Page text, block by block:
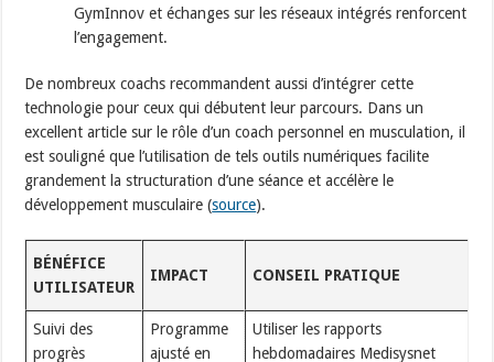
GymInnov et échanges sur les réseaux intégrés renforcent
l’engagement.
De nombreux coachs recommandent aussi d’intégrer cette
technologie pour ceux qui débutent leur parcours. Dans un
excellent article sur le rôle d’un coach personnel en musculation, il
est souligné que l’utilisation de tels outils numériques facilite
grandement la structuration d’une séance et accélère le
développement musculaire (source).
BÉNÉFICE
UTILISATEUR
IMPACT CONSEIL PRATIQUE
Suivi des
progrès
Programme
ajusté en
Utiliser les rapports
hebdomadaires Medisysnet